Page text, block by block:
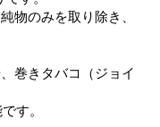
物のみを取り除き、
巻きタバコ（ジョイ
す。